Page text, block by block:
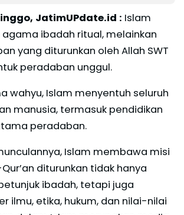
JatimUPdate.id : Islam
agama ibadah ritual, melainkan
yang diturunkan oleh Allah SWT
peradaban unggul.
wahyu, Islam menyentuh seluruh
manusia, termasuk pendidikan
peradaban.
Islam membawa misi
diturunkan tidak hanya
ibadah, tetapi juga
ilmu, etika, hukum, dan nilai-nilai